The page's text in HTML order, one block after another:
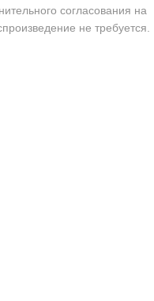
согласования на
не требуется.